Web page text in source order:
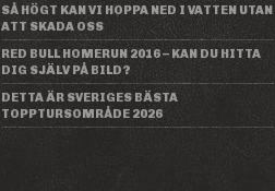
SÅ HÖGT KAN VI HOPPA NED I VATTEN UTAN
ATT SKADA OSS
RED BULL HOMERUN 2016 – KAN DU HITTA
DIG SJÄLV PÅ BILD?
DETTA ÄR SVERIGES BÄSTA
TOPPTURSOMRÅDE 2026